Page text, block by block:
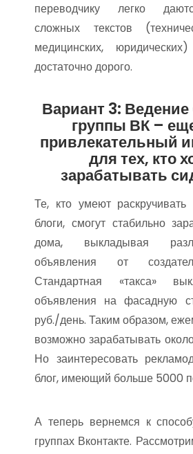
переводчику легко
сложных текстов
медицинских,
достаточно дорого.
Вариант 3: Ведение
группы ВК –
привлекательный
для тех, кто
зарабатывать
Те, кто умеют
блоги, смогут стабильно
дома, выкладывая
объявления от
Стандартная «такса»
объявления на фасадную
руб./день. Таким образом,
возможно зарабатывать
Но заинтересовать
блог, имеющий больше 5000
А теперь вернемся к
группах Вконтакте.